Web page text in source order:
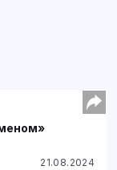
21.08.2024